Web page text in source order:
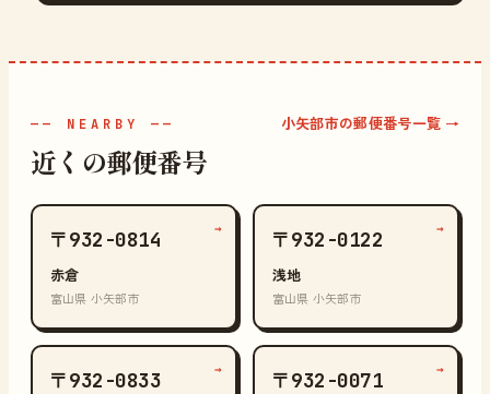
—— NEARBY ——
近くの郵便番号
小矢部市の郵便番号一覧 →
〒932-0814
赤倉
富山県 小矢部市
→ 〒932-0122
浅地
富山県 小矢部市
→
〒932-0833 → 〒932-0071 →